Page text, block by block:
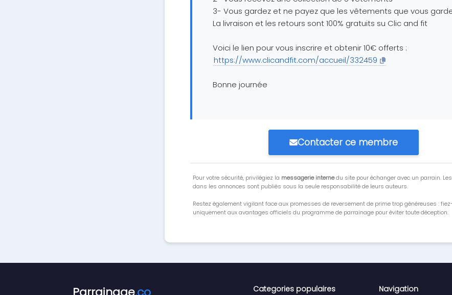
3- Vous gardez et ne payez que les vêtements que vous
La livraison et les retours sont 100% gratuits su Clic and fit
Voici le lien pour vous inscrire et obtenir 10€ offerts :
https://www.clicandfit.com/accueil/332459
Bonne journée
Contacter ce membre
Pour votre sécurité, privilégiez la messagerie internedu site pour échanger avec un parrain.
dans les annonces sont publiés sous la seule responsabilité de leurs auteurs.
Restez également vigilant face aux promesses de reversement de prime trop généreuses :
uniquement aux avantages officiels du programme de parrainage pour éviter toute déception.
Categories populaires Navigation